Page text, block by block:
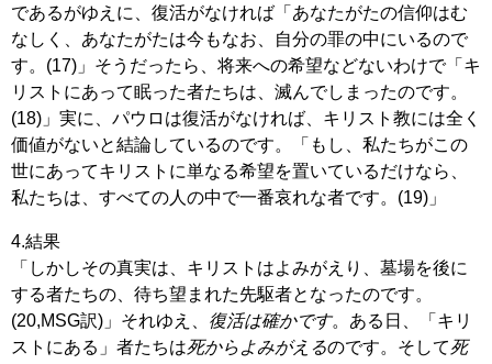
であるがゆえに、復活がなければ「あなたがたの信仰はむ
なしく、あなたがたは今もなお、自分の罪の中にいるので
す。(17)」そうだったら、将来への希望などないわけで「キ
リストにあって眠った者たちは、滅んでしまったのです。
(18)」実に、パウロは復活がなければ、キリスト教には全く
価値がないと結論しているのです。「もし、私たちがこの
世にあってキリストに単なる希望を置いているだけなら、
私たちは、すべての人の中で一番哀れな者です。(19)」
4.結果
「しかしその真実は、キリストはよみがえり、墓場を後に
する者たちの、待ち望まれた先駆者となったのです。
(20,MSG訳)」それゆえ、 復活は確かです。ある日、「キリ
ストにある」者たちは死からよみがえるのです。そして死